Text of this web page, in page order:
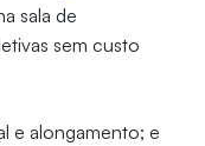
sala de
sem custo
e alongamento; e